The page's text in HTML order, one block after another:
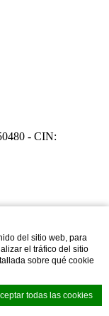
del sitio web, para
el tráfico del sitio
sobre qué cookie
todas las cookies
- CIN: